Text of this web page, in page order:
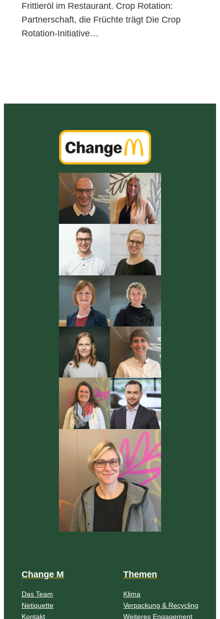
Frittieröl im Restaurant. Crop Rotation:
Partnerschaft, die Früchte trägt Die Crop
Rotation-Initiative…
Change M
Das Team
Netiquette
Kontakt
Themen
Klima
Verpackung & Recycling
Weiteres Engagement